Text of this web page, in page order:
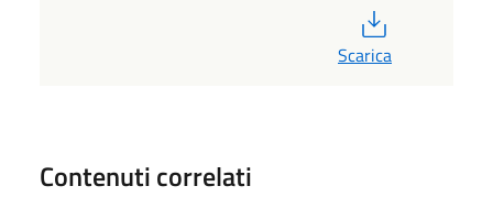
Scarica
Contenuti correlati